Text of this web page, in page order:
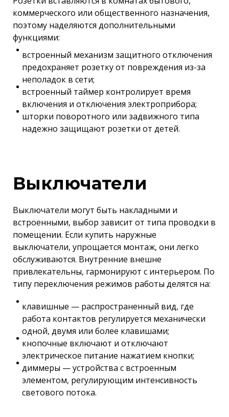
коммерческого или общественного назначения,
поэтому наделяются дополнительными
функциями:
встроенный механизм защитного отключения
предохраняет розетку от повреждения из-за
неполадок в сети;
встроенный таймер контролирует время
включения и отключения электроприбора;
шторки поворотного или задвижного типа
надежно защищают розетки от детей.
Выключатели
Выключатели могут быть накладными и
встроенными, выбор зависит от типа проводки в
помещении. Если купить наружные
выключатели, упрощается монтаж, они легко
обслуживаются. Внутренние внешне
привлекательны, гармонируют с интерьером. По
типу переключения режимов работы делятся на:
клавишные — распространенный вид, где
работа контактов регулируется механически
одной, двумя или более клавишами;
кнопочные включают и отключают
электрическое питание нажатием кнопки;
диммеры — устройства с встроенным
элементом, регулирующим интенсивность
светового потока.